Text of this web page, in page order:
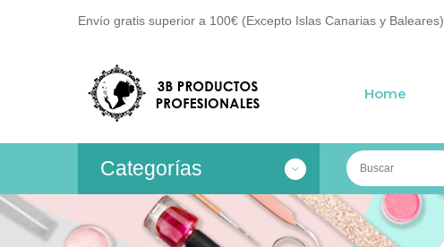
Envío gratis superior a 100€ (Excepto Islas Canarias y Baleares)
Home
Categorías